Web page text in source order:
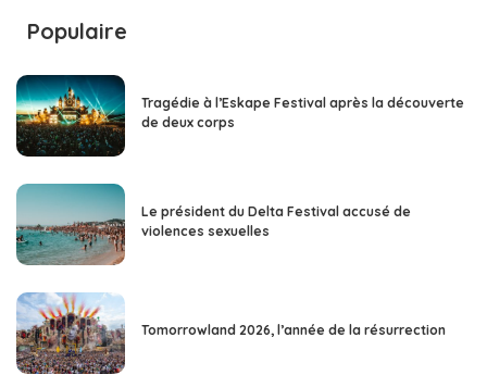
Populaire
Tragédie à l’Eskape Festival après la découverte
de deux corps
Le président du Delta Festival accusé de
violences sexuelles
Tomorrowland 2026, l’année de la résurrection